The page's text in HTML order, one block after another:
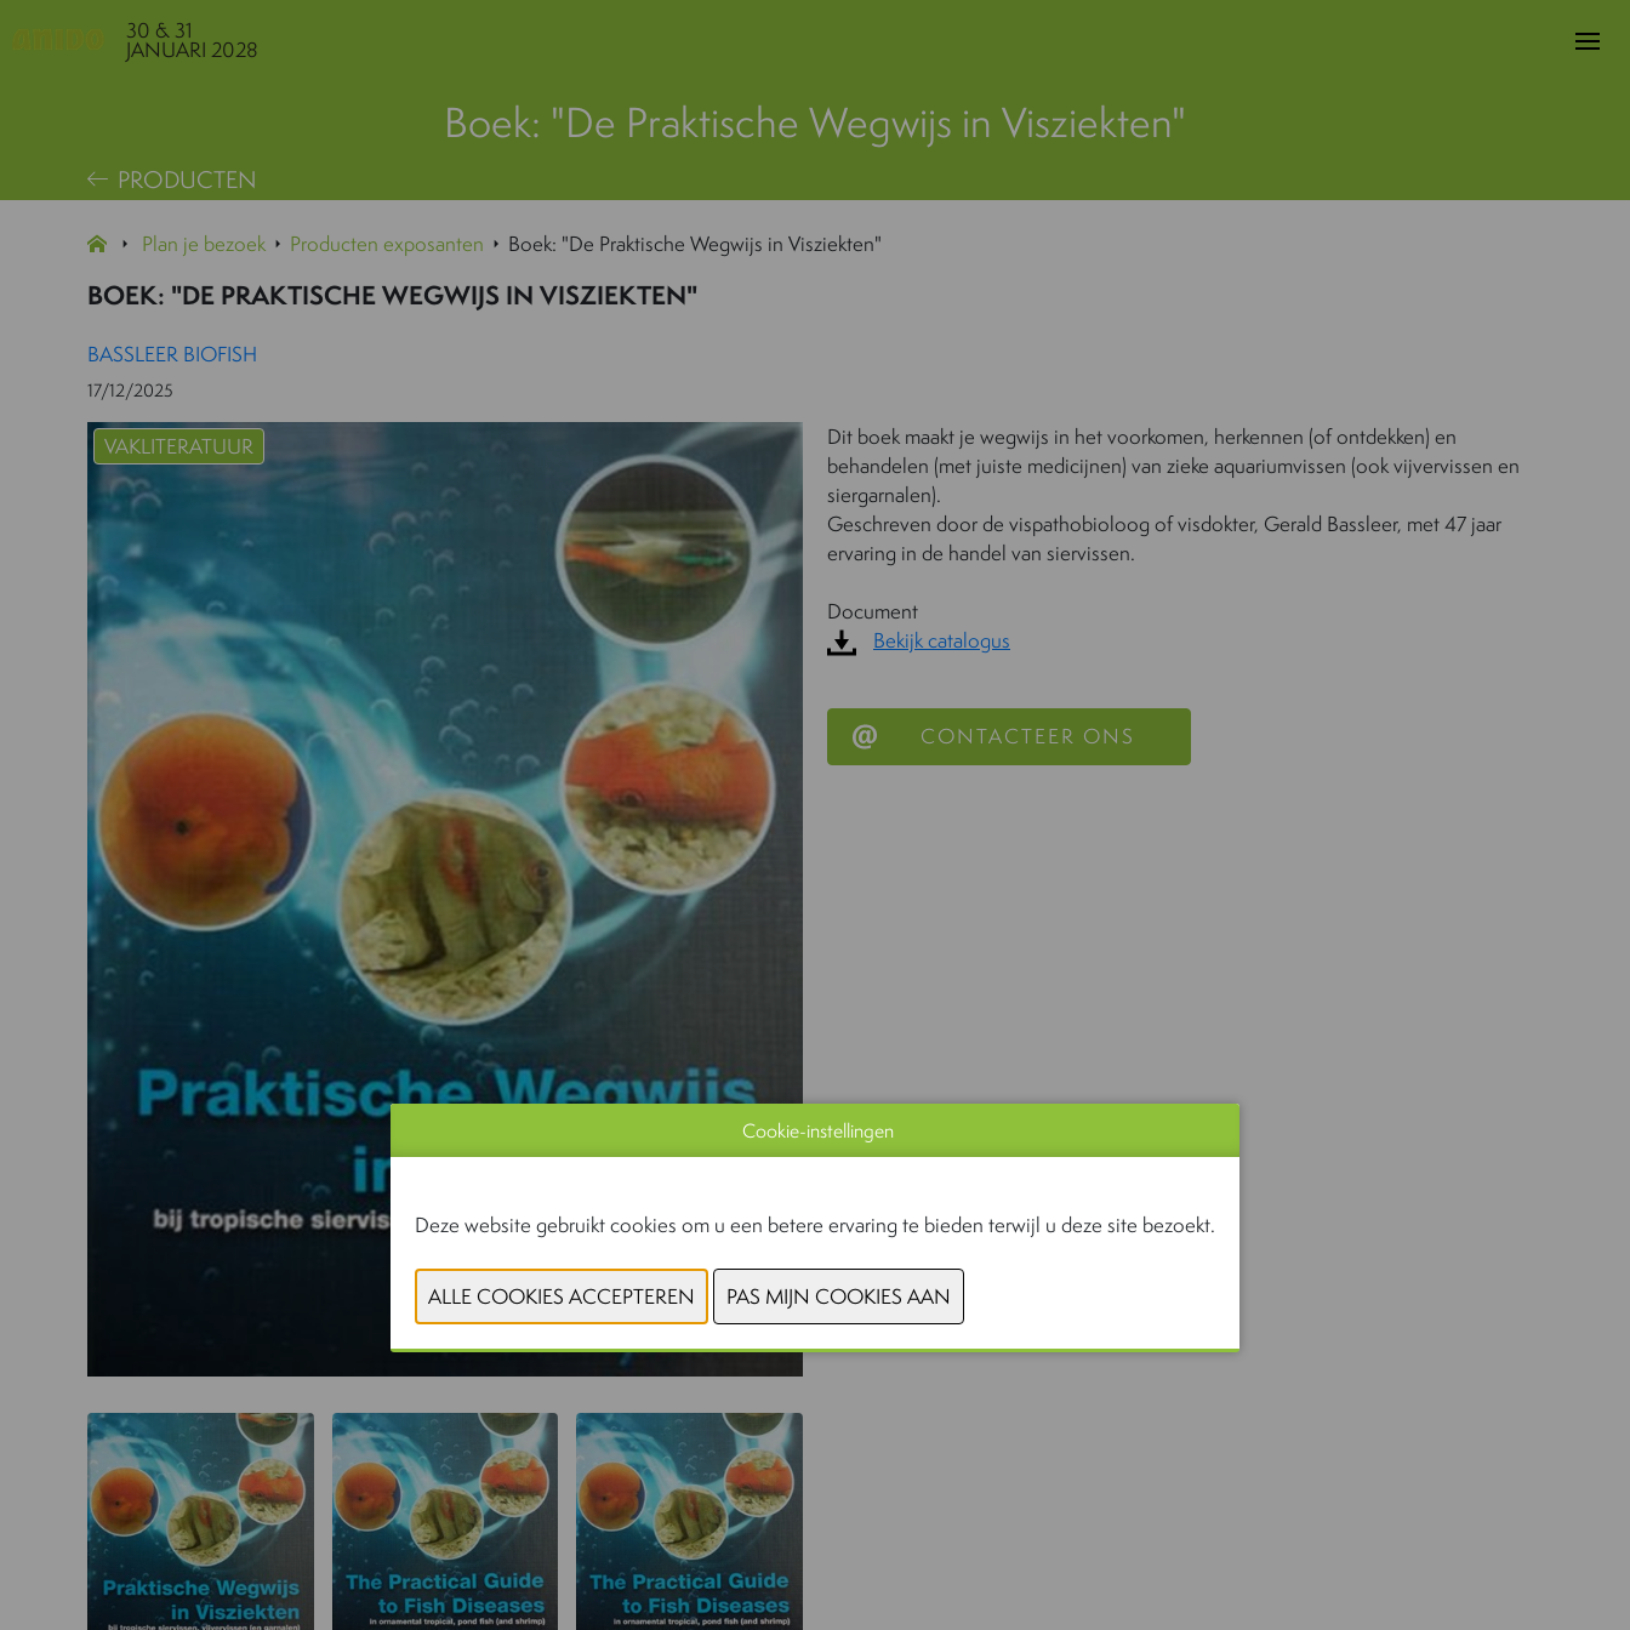
30 & 31
JANUARI 2028
Boek: "De Praktische Wegwijs in Visziekten"
PRODUCTEN
Plan je bezoek Producten exposanten Boek: "De Praktische Wegwijs in Visziekten"
BOEK: "DE PRAKTISCHE WEGWIJS IN VISZIEKTEN"
VAKLITERATUUR
BASSLEER BIOFISH
17/12/2025
Dit boek maakt je wegwijs in het voorkomen, herkennen (of ontdekken) en
behandelen (met juiste medicijnen) van zieke aquariumvissen (ook vijvervissen en
siergarnalen).
Geschreven door de vispathobioloog of visdokter, Gerald Bassleer, met 47 jaar
ervaring in de handel van siervissen.
Document
Bekijk catalogus
CONTACTEER ONS
Cookie-instellingen
Deze website gebruikt cookies om u een betere ervaring te bieden terwijl u deze site bezoekt.